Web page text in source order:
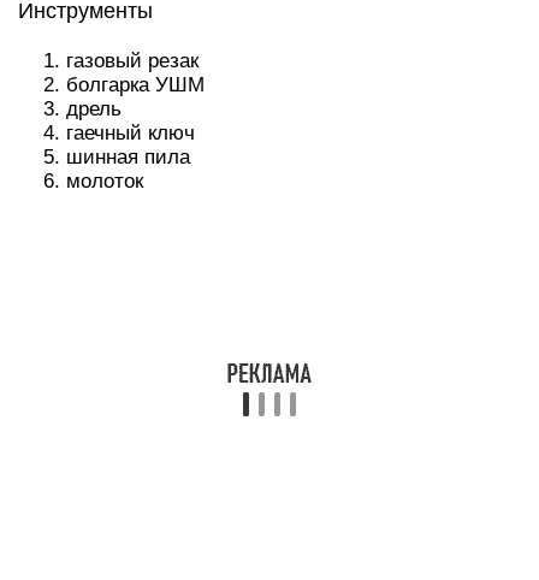
Инструменты
газовый резак
болгарка УШМ
дрель
гаечный ключ
шинная пила
молоток